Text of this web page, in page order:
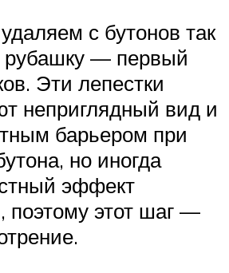
с бутонов так
— первый
Эти лепестки
неприглядный вид и
барьером при
но иногда
эффект
поэтому этот шаг —